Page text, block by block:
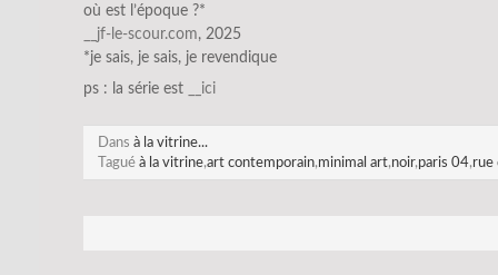
où est l’époque ?*
__jf-le-scour.com, 2025
*je sais, je sais, je revendique
ps : la série est
ici
Dans à la vitrine...
Tagué à la vitrine,art contemporain,minimal art,noir,paris 04,rue